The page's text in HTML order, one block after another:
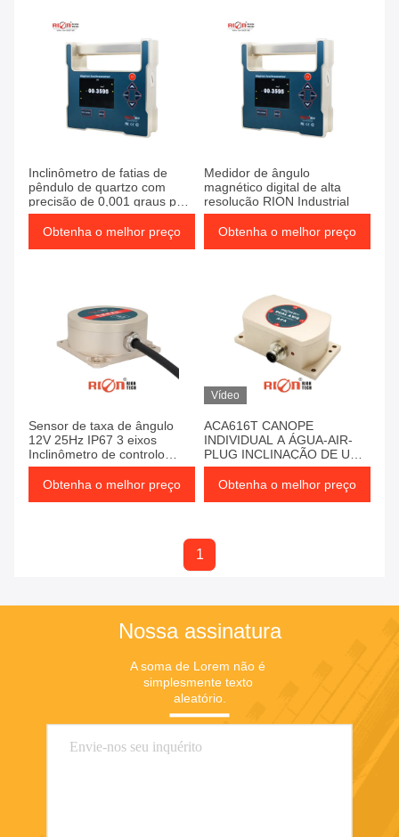
Inclinômetro de fatias de
pêndulo de quartzo com
precisão de 0,001 graus para
leituras precisas
Obtenha o melhor preço
Medidor de ângulo
magnético digital de alta
resolução RION Industrial
Obtenha o melhor preço
Sensor de taxa de ângulo
12V 25Hz IP67 3 eixos
Inclinômetro de controlo
industrial
Obtenha o melhor preço
Vídeo
ACA616T CANOPE
INDIVIDUAL A ÁGUA-AIR-
PLUG INCLINAÇÃO DE UM
ÚNICO EXO DE ALTA
RESOLUÇÃO
Obtenha o melhor preço
1
Nossa assinatura
A soma de Lorem não é
simplesmente texto
aleatório.